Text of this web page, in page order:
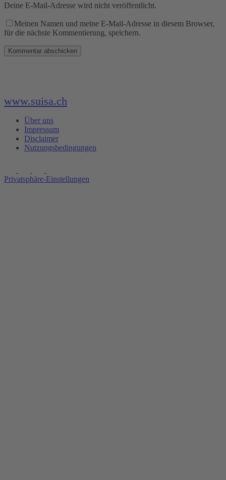
Deine E-Mail-Adresse wird nicht veröffentlicht.
Meinen Namen und meine E-Mail-Adresse in diesem Browser,
für die nächste Kommentierung, speichern.
www.suisa.ch
Über uns
Impressum
Disclaimer
Nutzungsbedingungen
Privatsphäre-Einstellungen